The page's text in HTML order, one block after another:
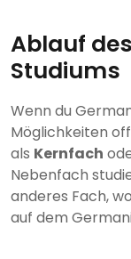
Ablauf
Studiums
Wenn du
Möglichkeiten
als Kernfach
Nebenfach
anderes Fach,
auf dem